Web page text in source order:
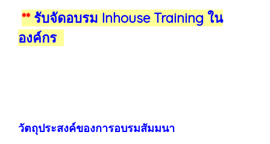
**รับจัดอบรม Inhouse Training ใน
องค์กร
วัตถุประสงค์ของการอบรมสัมมนา